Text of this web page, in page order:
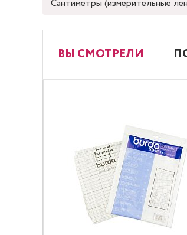
Сантиметры (измерительные
ВЫ СМОТРЕЛИ